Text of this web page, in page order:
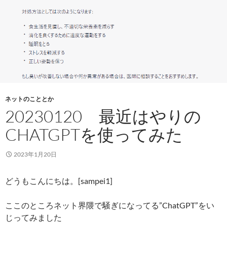
ネットのこととか
20230120 最近はやりの
CHATGPTを使ってみた
2023年1月20日
どうもこんにちは。[sampei1]
ここのところネット界隈で騒ぎになってる”ChatGPT”をい
じってみました